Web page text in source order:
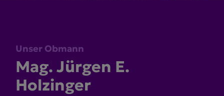
Unser Obmann
Mag. Jürgen E.
Holzinger